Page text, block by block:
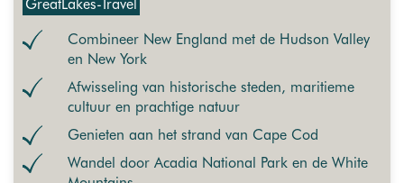
GreatLakes-Travel
Combineer New England met de Hudson Valley
en New York
Afwisseling van historische steden, maritieme
cultuur en prachtige natuur
Genieten aan het strand van Cape Cod
Wandel door Acadia National Park en de White